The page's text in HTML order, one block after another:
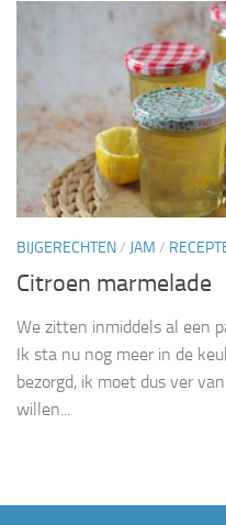
BIJGERECHTEN/ JAM /
Citroen marmelade
We zitten inmiddels al een
Ik sta nu nog meer in de
bezorgd, ik moet dus ver
willen...